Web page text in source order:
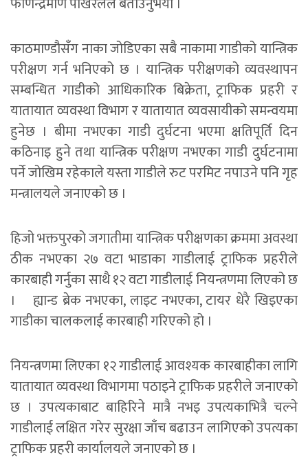
काठमाण्डौसँग नाका जोडिएका सबै नाकामा गाडीको यान्त्रिक
परीक्षण गर्न भनिएको छ । यान्त्रिक परीक्षणको व्यवस्थापन
सम्बन्धित गाडीको आधिकारिक बिक्रेता, ट्राफिक प्रहरी र
यातायात व्यवस्था विभाग र यातायात व्यवसायीको समन्वयमा
हुनेछ । बीमा नभएका गाडी दुर्घटना भएमा क्षतिपूर्ति दिन
कठिनाइ हुने तथा यान्त्रिक परीक्षण नभएका गाडी दुर्घटनामा
पर्ने जोखिम रहेकाले यस्ता गाडीले रुट परमिट नपाउने पनि गृह
मन्त्रालयले जनाएको छ ।
हिजो भक्तपुरको जगातीमा यान्त्रिक परीक्षणका क्रममा अवस्था
ठीक नभएका २७ वटा भाडाका गाडीलाई ट्राफिक प्रहरीले
कारबाही गर्नुका साथै १२ वटा गाडीलाई नियन्त्रणमा लिएको छ
। ह्यान्ड ब्रेक नभएका, लाइट नभएका, टायर धेरै खिइएका
गाडीका चालकलाई कारबाही गरिएको हो ।
नियन्त्रणमा लिएका १२ गाडीलाई आवश्यक कारबाहीका लागि
यातायात व्यवस्था विभागमा पठाइने ट्राफिक प्रहरीले जनाएको
छ । उपत्यकाबाट बाहिरिने मात्रै नभइ उपत्यकाभित्रै चल्ने
गाडीलाई लक्षित गरेर सुरक्षा जाँच बढाउन लागिएको उपत्यका
ट्राफिक प्रहरी कार्यालयले जनाएको छ ।